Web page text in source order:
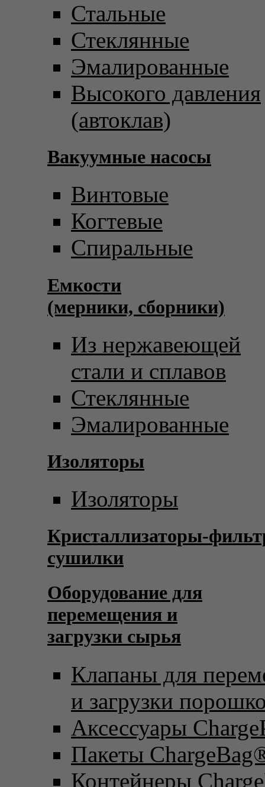
Стальные
Стеклянные
Эмалированные
Высокого давления
(автоклав)
Вакуумные насосы
Винтовые
Когтевые
Спиральные
Емкости
(мерники, сборники)
Из нержавеющей
стали и сплавов
Стеклянные
Эмалированные
Изоляторы
Изоляторы
Кристаллизаторы-
сушилки
Оборудование для
перемещения и
загрузки сырья
Клапаны для
и загрузки
Аксессуары
Пакеты
Контейнеры